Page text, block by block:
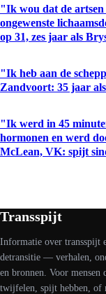
"Ik wou dat de
ongewenste
op 31, zes jaar als
"Ik heb aan de
Zandvoort: 35 jaar
"Ik werd in 45
hormonen en werd
McLean, VK: spijt
Transspijt
Informatie over transspijt
detransitie — verhalen,
en bronnen. Voor mensen
twijfelen, spijt hebben, of